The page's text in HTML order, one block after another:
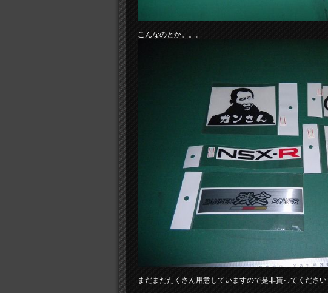
こんなのとか。。。
まだまだたくさん用意していますので是非貰ってください